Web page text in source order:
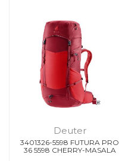
Deuter
3401326-5598 FUTURA PRO
36 5598 CHERRY-MASALA